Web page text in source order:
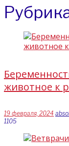
животное к
19 февраля, 2024
1105